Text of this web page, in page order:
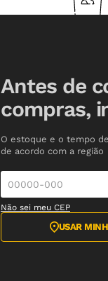
Antes de
compras,
O estoque e o tempo
de acordo com a região
Não sei meu CEP
USAR